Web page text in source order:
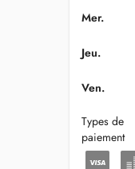
Mer.
Jeu.
Ven.
Types de
paiement